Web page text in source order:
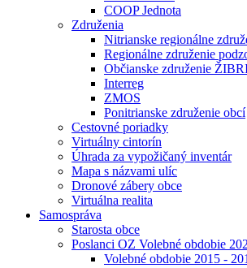
COOP Jednota
Združenia
Nitrianske regionálne
Regionálne združenie
Občianske združenie
Interreg
ZMOS
Ponitrianske združenie obcí
Cestovné poriadky
Virtuálny cintorín
Úhrada za vypožičaný inventár
Mapa s názvami ulíc
Dronové zábery obce
Virtuálna realita
Samospráva
Starosta obce
Poslanci OZ Volebné obdobie
Volebné obdobie 2015 -